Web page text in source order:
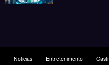
Noticias Entretenimento